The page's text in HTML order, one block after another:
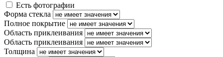
Есть фотографии
Форма стекла
Полное покрытие
Область приклеивания
Область приклеивания
Толщина